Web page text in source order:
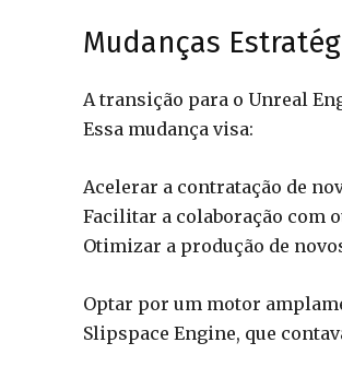
Mudanças
A transição para o Unreal
Essa mudança visa:
Acelerar a contratação de
Facilitar a colaboração com
Otimizar a produção de
Optar por um motor
Slipspace Engine, que